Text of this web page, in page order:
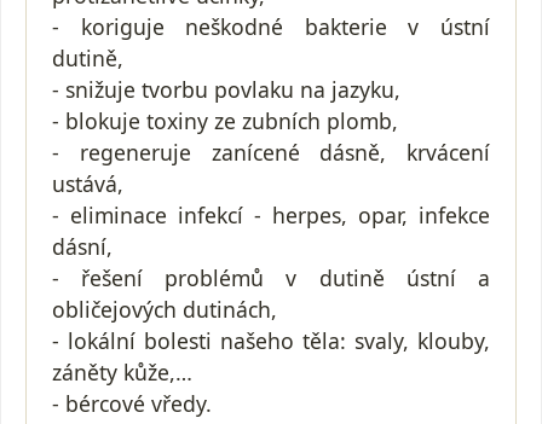
- koriguje neškodné bakterie v ústní
dutině,
- snižuje tvorbu povlaku na jazyku,
- blokuje toxiny ze zubních plomb,
- regeneruje zanícené dásně, krvácení
ustává,
- eliminace infekcí - herpes, opar, infekce
dásní,
- řešení problémů v dutině ústní a
obličejových dutinách,
- lokální bolesti našeho těla: svaly, klouby,
záněty kůže,…
- bércové vředy.